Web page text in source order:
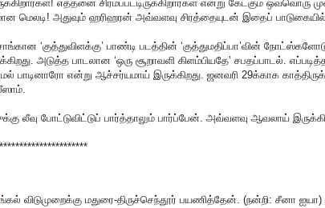
எத்தனை சிரமப்பட்டிருக்கிறார்கள் என்று கேட்கும் ஒவ்வொரு
மெலடி! அதுவும் ஹரிஹரன் அவ்வளவு சிரத்தையுடன் இதைப்
‘குத்துவிளக்கு’ பாண்டி படத்தின் ‘குத்துமதிப்பா’வின்
அடுத்த பாடலான ‘ஒரு சூறாவளி கிளம்பியதே’ சபதப்பாடல்.
பாடினாரோ என்று ஆச்சர்யமாய் இருக்கிறது. ஜனவரி 29க்காக
லீவு போட்டுவிட்டுப் பார்த்தாலும் பார்ப்பேன். அவ்வளவு ஆவலாய்
ங்கல் விடுமுறைக்கு மதுரை-திருச்செந்தூர் பயணித்தேன். (நன்றி: சீனா ஐயா)